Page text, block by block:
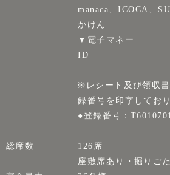
manaca、ICOCA、
かけん
▼電子マネー
ID
※レシート及び領収
録番号を印字してお
●登録番号：
総席数
126席
座敷席あり・掘りご